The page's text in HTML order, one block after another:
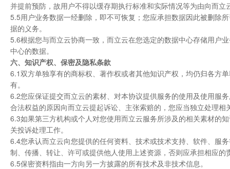
并提前预防，故用户不得以缓存期执行标准和实际情况等为由向而
5.5用户业务数据一经删除，即不可恢复；您应承担数据因此被删除
据的义务。
5.6根据您与而立云协商一致，而立云在您选定的数据中心存储用户
中心的数据。
六、知识产权、保密及隐私条款
6.1双方单独享有的商标权、著作权或者其他知识产权，均仍归各方
有。
6.2您应保证提交而立云的素材、对本协议提供服务的使用及使用服
合法权益的原因向而立云提起诉讼、主张索赔的，您应当独立处理
6.3如果第三方机构或个人对您使用而立云服务所涉及的相关素材的
关投诉处理工作。
6.4您承认而立云向您提供的任何资料、技术或技术支持、软件、服
制、传播、转让、许可或提供他人使用上述资源，否则应承担相应的
6.5保密资料指由一方向另一方披露的所有技术及非技术信息。